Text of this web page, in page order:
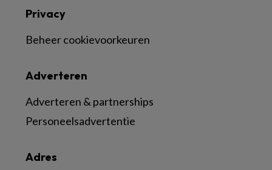
Adres
Adverteren
Adverteren & partnerships
Personeelsadvertentie
Privacy
Beheer cookievoorkeuren